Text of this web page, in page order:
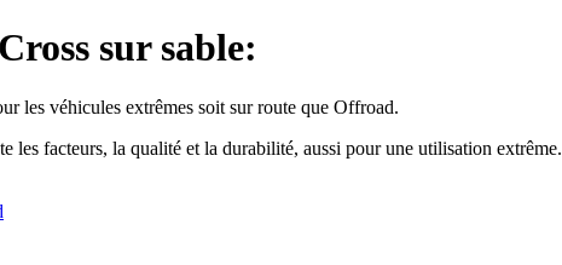
sur sable:
les véhicules extrêmes soit sur route que Offroad.
les facteurs, la qualité et la durabilité, aussi pour une utilisation extrême.